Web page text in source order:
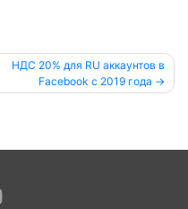
НДС 20% для RU аккаунтов в
Facebook с 2019 года